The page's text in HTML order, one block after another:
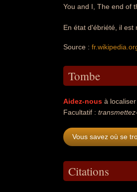
You and I, The end of
En état d'ébriété, il est
Source :
Tombe
Aidez-nous à
Facultatif :
Vous savez où se
Citations